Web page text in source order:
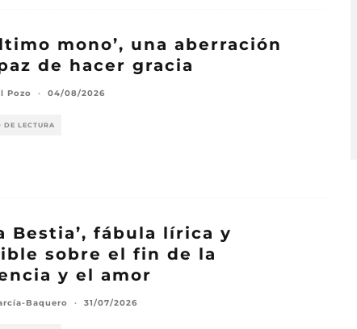
mono’, una aberración
de hacer gracia
Pozo · 04/08/2026
DE LECTURA
Bestia’, fábula lírica y
sobre el fin de la
y el amor
Baquero · 31/07/2026